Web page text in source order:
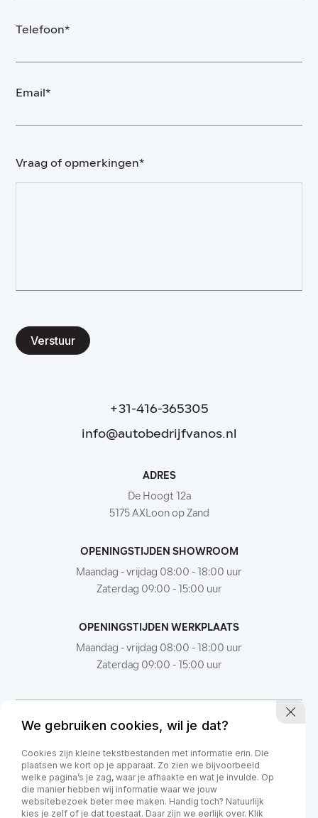
Telefoon*
Email*
Vraag of opmerkingen*
Verstuur
+31-416-365305
info@autobedrijfvanos.nl
ADRES
De Hoogt 12a
5175 AXLoon op Zand
OPENINGSTIJDEN SHOWROOM
Maandag - vrijdag 08:00 - 18:00 uur
Zaterdag 09:00 - 15:00 uur
OPENINGSTIJDEN WERKPLAATS
Maandag - vrijdag 08:00 - 18:00 uur
Zaterdag 09:00 - 15:00 uur
We gebruiken cookies, wil je dat?
Cookies zijn kleine tekstbestanden met informatie erin. Die
plaatsen we kort op je apparaat. Zo zien we bijvoorbeeld
welke pagina’s je zag, waar je afhaakte en wat je invulde. Op
die manier hebben wij informatie waar we jouw
websitebezoek beter mee maken. Handig toch? Natuurlijk
kies je zelf of je dat toestaat. Daar zijn we eerlijk over. Klik